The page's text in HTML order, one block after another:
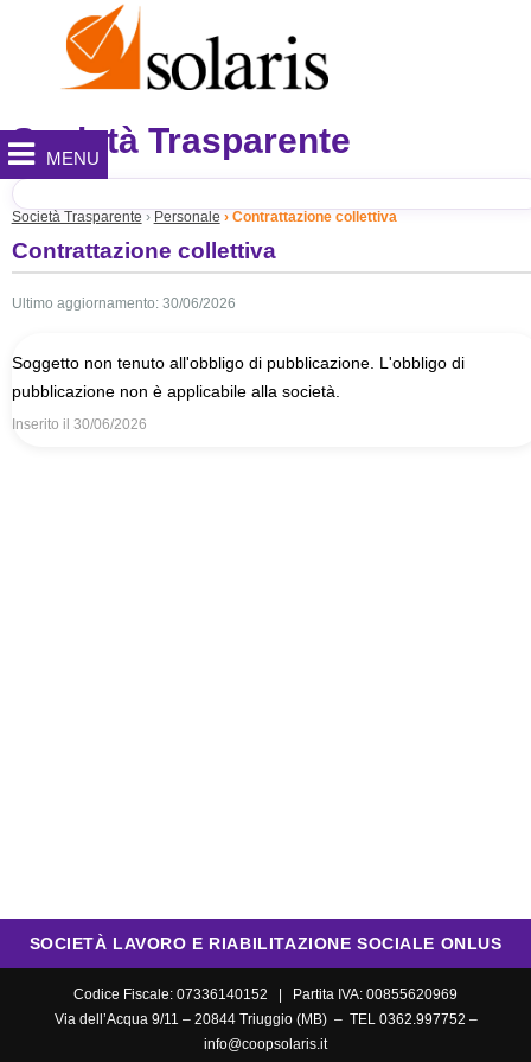
MENU
Società Trasparente
Società Trasparente Personale Contrattazione collettiva
Contrattazione collettiva
Ultimo aggiornamento: 30/06/2026
Soggetto non tenuto all'obbligo di pubblicazione. L'obbligo di
pubblicazione non è applicabile alla società.
Inserito il 30/06/2026
SOCIETÀ LAVORO E RIABILITAZIONE SOCIALE ONLUS
Codice Fiscale: 07336140152 | Partita IVA: 00855620969
Via dell’Acqua 9/11 – 20844 Triuggio (MB) – TEL 0362.997752 –
info@coopsolaris.it